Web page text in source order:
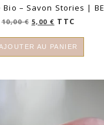
– Savon Stories |
10,00€ Le
initial
était :
10,00 €.
5,00 €Le
actuel
est :
5,00 €.
TTC
AU PANIER